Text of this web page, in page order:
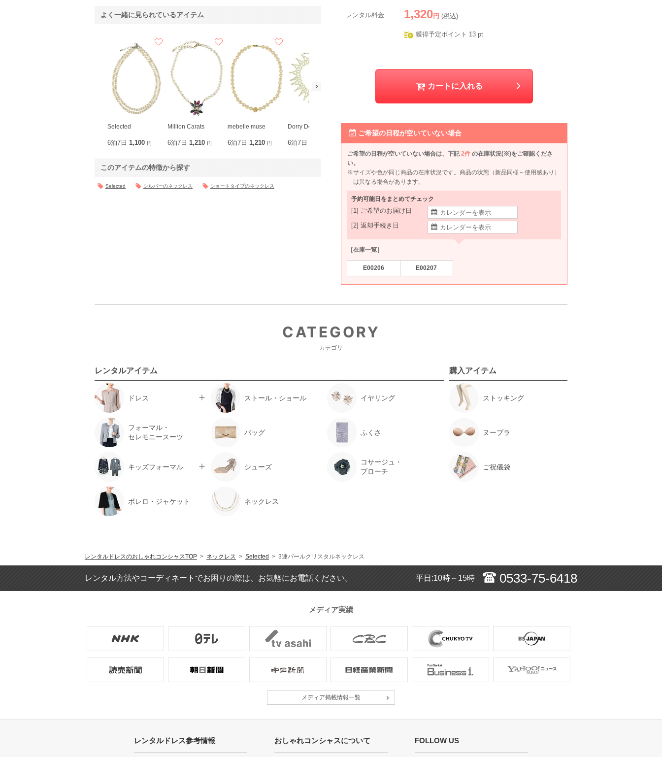
レンタル料金 1,320 円 (税込)
獲得予定ポイント 13 pt
カートに入れる
ご希望の日程が空いていない場合
ご希望の日程が空いていない場合は、下記2件 の在庫状況(※)をご確認くださ
い。
※サイズや色が同じ商品の在庫状況です。商品の状態（新品同様～使用感あり）
は異なる場合があります。
予約可能日をまとめてチェック
[1] ご希望のお届け日
[2] 返却手続き日
［在庫一覧］
E00206 E00207
よく一緒に見られているアイテム
Selected
6泊7日 1,100 円
Million Carats
6泊7日1,210 円
mebelle muse
6泊7日1,210 円
Dorry Doll
6泊7日 6泊7日2,420円 6泊7日1,100円 6泊7日1,320円 6泊7日1,190
このアイテムの特徴から探す
Selected シルバーのネックレス ショートタイプのネックレス
CATEGORY
カテゴリ
レンタルアイテム
ドレス ストール・ショール イヤリング
フォーマル・
セレモニースーツ
バッグ ふくさ
キッズフォーマル シューズ
コサージュ・
ブローチ
ボレロ・ジャケット ネックレス
購入アイテム
ストッキング
ヌーブラ
ご祝儀袋
レンタルドレスのおしゃれコンシャスTOP > ネックレス > Selected > 3連パールクリスタルネックレス
レンタル方法やコーディネートでお困りの際は、お気軽にお電話ください。 平日:10時～15時 0533-75-6418
メディア実績
メディア掲載情報一覧
レンタルドレス参考情報 おしゃれコンシャスについて FOLLOW US